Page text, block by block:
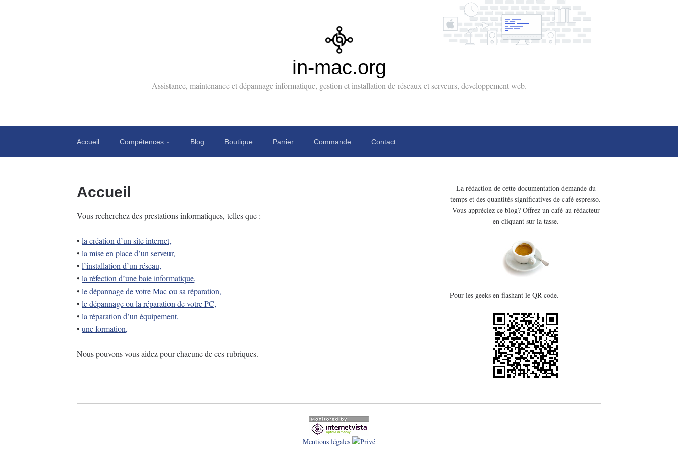
in-mac.org
Assistance, maintenance et dépannage informatique, gestion et installation de réseaux et serveurs, developpement web.
Accueil Compétences Blog Boutique Panier Commande Contact
Accueil
Vous recherchez des prestations informatiques, telles que :
• la création d’un site internet,
• la mise en place d’un serveur,
• l’installation d’un réseau,
• la réfection d’une baie informatique,
• le dépannage de votre Mac ou sa réparation,
• le dépannage ou la réparation de votre PC,
• la réparation d’un équipement,
• une formation,
Nous pouvons vous aidez pour chacune de ces rubriques.
La rédaction de cette documentation demande du
temps et des quantités significatives de café espresso.
Vous appréciez ce blog? Offrez un café au rédacteur
en cliquant sur la tasse.
Pour les geeks en flashant le QR code.
Mentions légales